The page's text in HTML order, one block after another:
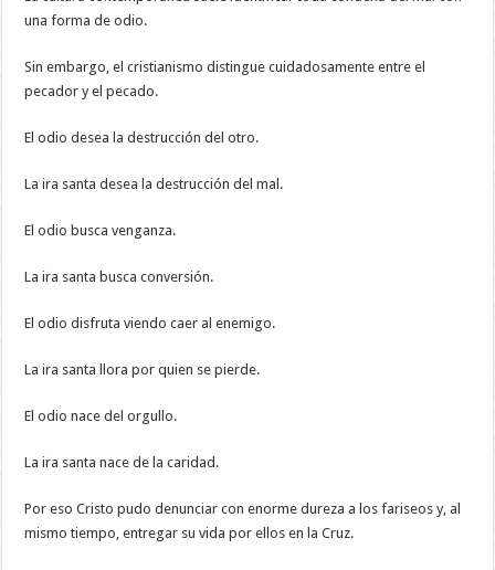
una forma de odio.
Sin embargo, el cristianismo distingue cuidadosamente entre el
pecador y el pecado.
El odio desea la destrucción del otro.
La ira santa desea la destrucción del mal.
El odio busca venganza.
La ira santa busca conversión.
El odio disfruta viendo caer al enemigo.
La ira santa llora por quien se pierde.
El odio nace del orgullo.
La ira santa nace de la caridad.
Por eso Cristo pudo denunciar con enorme dureza a los fariseos y, al
mismo tiempo, entregar su vida por ellos en la Cruz.